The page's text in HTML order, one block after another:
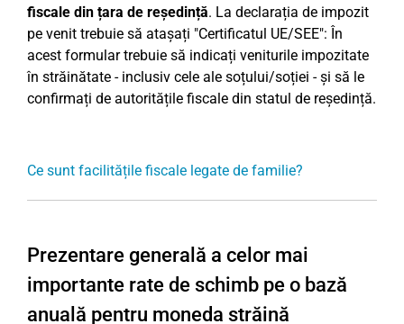
fiscale din țara de reședință. La declarația de impozit
pe venit trebuie să atașați "Certificatul UE/SEE": În
acest formular trebuie să indicați veniturile impozitate
în străinătate - inclusiv cele ale soțului/soției - și să le
confirmați de autoritățile fiscale din statul de reședință.
Ce sunt facilitățile fiscale legate de familie?
Prezentare generală a celor mai
importante rate de schimb pe o bază
anuală pentru moneda străină